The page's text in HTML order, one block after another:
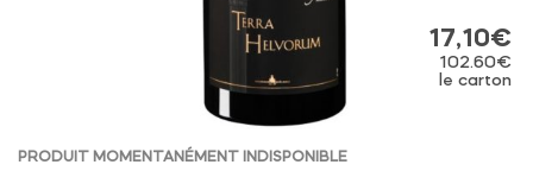
PRODUIT MOMENTANÉMENT INDISPONIBLE
17,10€
102.60€
le carton